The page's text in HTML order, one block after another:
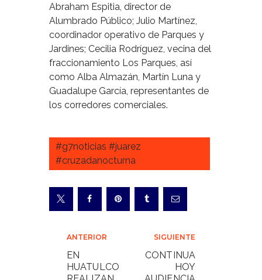
Abraham Espitia, director de
Alumbrado Público; Julio Martínez,
coordinador operativo de Parques y
Jardines; Cecilia Rodríguez, vecina del
fraccionamiento Los Parques, así
como Alba Almazán, Martín Luna y
Guadalupe García, representantes de
los corredores comerciales.
#g7noticias #juarez
#cruzadanocturna
Navegación
de
entradas
ANTERIOR
EN
HUATULCO
SIGUIENTE
CONTINUA
HOY